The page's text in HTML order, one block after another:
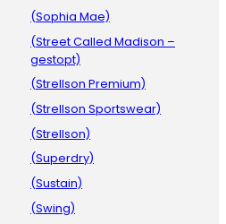
(Sophia Mae)
(Street Called Madison –
gestopt)
(Strellson Premium)
(Strellson Sportswear)
(Strellson)
(Superdry)
(Sustain)
(Swing)